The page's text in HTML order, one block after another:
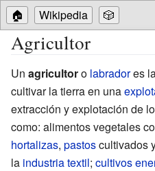
🏠 Wikipedia 🎲
Agricultor
Un agricultoro labradores
cultivar la tierra en una
extracción y explotación de
como: alimentos vegetales
hortalizas, pastoscultivados
la industria textil; cultivos